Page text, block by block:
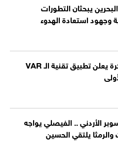
يبحثان التطورات
وجهود استعادة الهدوء
اتحاد الكرة يعلن تطبيق تقنية الـ VAR
الأردني .. الفيصلي يواجه
والرمثا يلتقي الحسين